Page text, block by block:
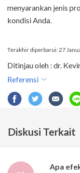
menyarankan jenis
kondisi Anda.
Terakhir diperbarui: 27